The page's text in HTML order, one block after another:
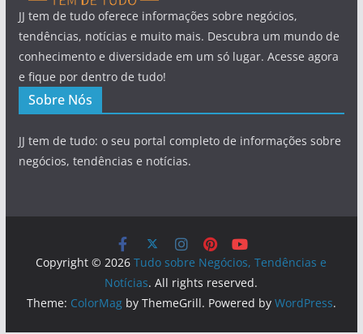
JJ tem de tudo oferece informações sobre negócios,
tendências, notícias e muito mais. Descubra um mundo de
conhecimento e diversidade em um só lugar. Acesse agora
e fique por dentro de tudo!
Sobre Nós
JJ tem de tudo: o seu portal completo de informações sobre
negócios, tendências e notícias.
Copyright © 2026Tudo sobre Negócios, Tendências e
Notícias. All rights reserved.
Theme: ColorMagby ThemeGrill. Powered by WordPress.